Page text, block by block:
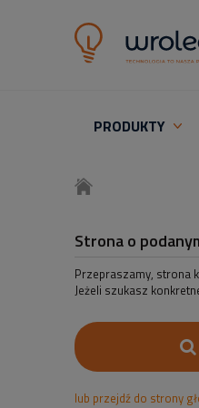
PRODUKTY
Strona o
Przepraszamy, strona
Jeżeli szukasz
lub przejdź do strony